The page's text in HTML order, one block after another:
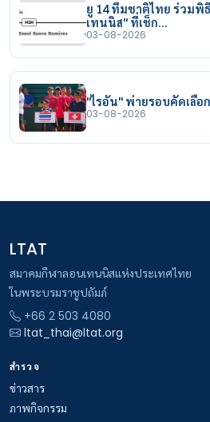
ยู 14 ทีมชาติไทย ร่วมพิ
เทนนิส" ที่เช็ก…
03-08-2026
"ไรอัน" พ่ายรอบคัดเลือ
03-08-2026
LTAT
สมาคมกีฬาลอนเทนนิสแห่งประเทศไทย
ในพระบรมราชูปถัมภ์
+66 2 503 4080
ltat_thai@ltat.org
สำรวจ
ข่าวสาร
ภาพกิจกรรม